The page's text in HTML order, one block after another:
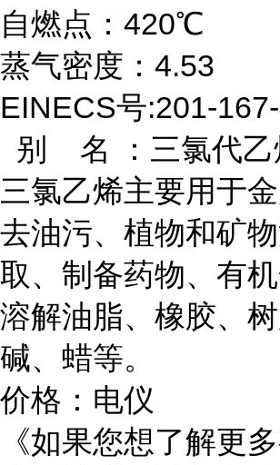
自燃点：
蒸气密度：4.53
EINECS号
别 名 ：三氯代乙
三氯乙烯主要用于
去油污、植物和矿
取、制备药物、有
溶解油脂、橡胶、
碱、蜡等。
价格：电仪
《如果您想了解更